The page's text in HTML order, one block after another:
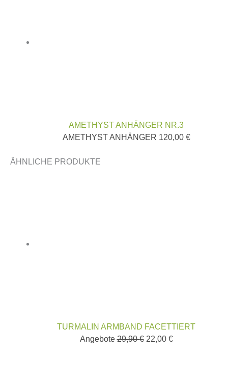
AMETHYST ANHÄNGER NR.3
AMETHYST ANHÄNGER 120,00 €
ÄHNLICHE PRODUKTE
TURMALIN ARMBAND FACETTIERT
Angebote29,90€ 22,00 €